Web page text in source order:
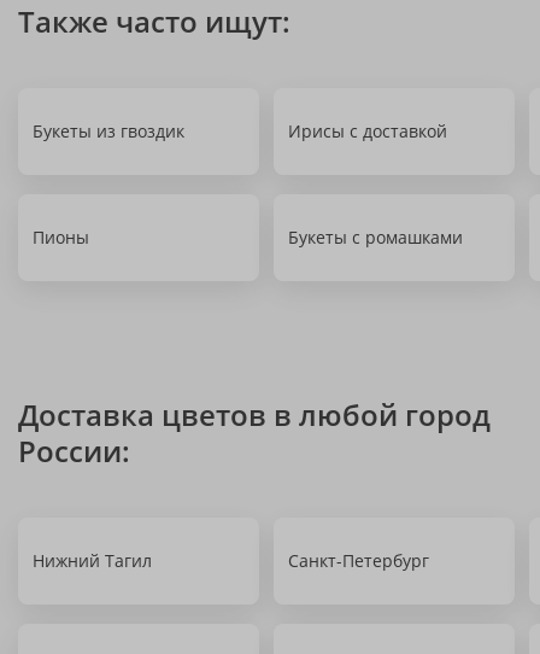
Также часто ищут:
Букеты из гвоздик Ирисы с доставкой
Пионы Букеты с ромашками
Доставка цветов в любой город
России:
Нижний Тагил Санкт-Петербург